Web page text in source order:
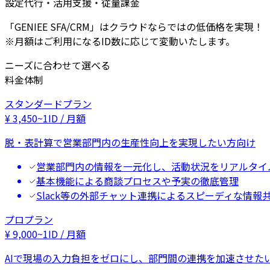
「GENIEE SFA/CRM」はクラウドならではの低価格を実現！
※月額はご利用になるID数に応じて変動いたします。
ニーズに合わせて選べる
料金体制
スタンダードプラン
¥3,450~1ID / 月額
脱・表計算で営業部門内の生産性向上を実現したい方向け
営業部門内の情報を一元化し、活動状況をリアルタ
基本機能による商談プロセスや予実の徹底管理
Slack等の外部チャット連携によるスピーディな情報
プロプラン
¥9,000~1ID / 月額
AIで現場の入力負担をゼロにし、部門間の連携を加速させた